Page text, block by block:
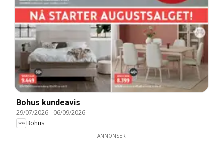
Bohus kundeavis
29/07/2026- 06/09/2026
Bohus
ANNONSER